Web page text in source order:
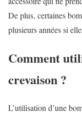
De plus, certaines
plusieurs années si
Comment
crevaison ?
L’utilisation d’une